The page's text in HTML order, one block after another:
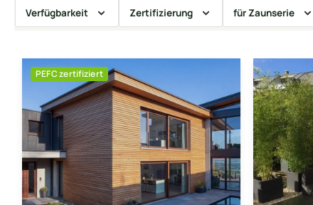
Verfügbarkeit Zertifizierung für Zaunserie
PEFC zertifiziert